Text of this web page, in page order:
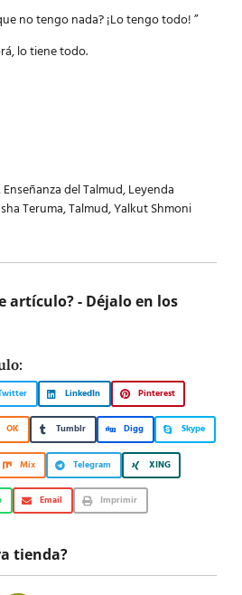
no tengo nada? ¡Lo tengo todo! ”
lo tiene todo.
Enseñanza del Talmud,Leyenda
Teruma,Talmud,Yalkut Shmoni
artículo? - Déjalo en los
LinkedIn Pinterest
OK Tumblr Digg Skype
Mix Telegram XING
Email Imprimir
tienda?